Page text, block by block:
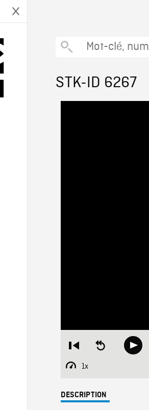
STK-ID 6267
Restart
beginning
Seek
backwardPlay
1x
Playback
DESCRIPTION